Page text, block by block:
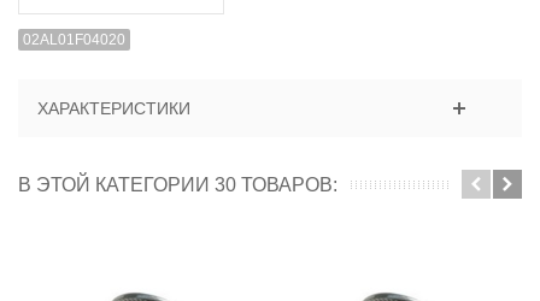
02AL01F04020
ХАРАКТЕРИСТИКИ
В ЭТОЙ КАТЕГОРИИ 30 ТОВАРОВ: